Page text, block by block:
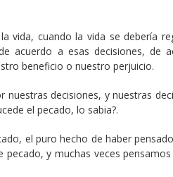
vida, cuando la vida se debería
acuerdo a esas decisiones, de
beneficio o nuestro perjuicio.
decisiones, y nuestras
el pecado, lo sabia?.
el puro hecho de haber
y muchas veces